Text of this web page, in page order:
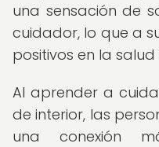
una sensación de
cuidador, lo que a
positivos en la
Al aprender a
de interior, las
una conexión